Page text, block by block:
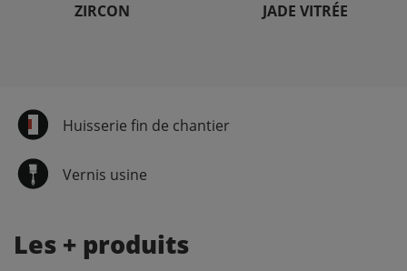
ZIRCON JADE VITRÉE
Huisserie fin de chantier
Vernis usine
Les + produits